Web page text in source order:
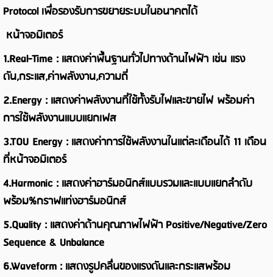
Protocolเพื่อรองรับการขยายระบบในอนาคตได้
หน้าจอมิเตอร์
1.Real-Time : แสดงค่าพื้นฐานทั่วไปทางด้านไฟฟ้า เช่น แรง
ดัน,กระแส,ค่าพลังงาน,ความถี่
2.Energy : แสดงค่าพลังงานที่ใช้ทั้งรับไฟและขายไฟ พร้อมค่า
การใช้พลังงานแบบแยกเฟส
3.TOU Energy : แสดงค่าการใช้พลังงานในแต่ละเดือนได้ 11 เดือน
ที่หน้าจอมิเตอร์
4.Harmonic : แสดงค่าฮาร์มอนิกส์แบบรวมและแบบแยกลำดับ
พร้อม%กราฟแท่งฮาร์มอนิกส์
5.Quality : แสดงค่าด้านคุณภาพไฟฟ้าPositive/Negative/Zero
Sequence & Unbalance
6.Waveform : แสดงรูปคลื่นของแรงดันและกระแสพร้อม